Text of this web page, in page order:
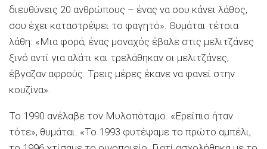
διευθύνεις 20 ανθρώπους – ένας να σου κάνει λάθος,
σου έχει καταστρέψει το φαγητό». Θυμάται τέτοια
λάθη: «Μια φορά, ένας μοναχός έβαλε στις μελιτζάνες
ξινό αντί για αλάτι και τρελάθηκαν οι μελιτζάνες,
έβγαζαν αφρούς. Τρεις μέρες έκανε να φανεί στην
κουζίνα».
Το 1990 ανέλαβε τον Μυλοπόταμο. «Ερείπιο ήταν
τότε», θυμάται. «Το 1993 φυτέψαμε το πρώτο αμπέλι,